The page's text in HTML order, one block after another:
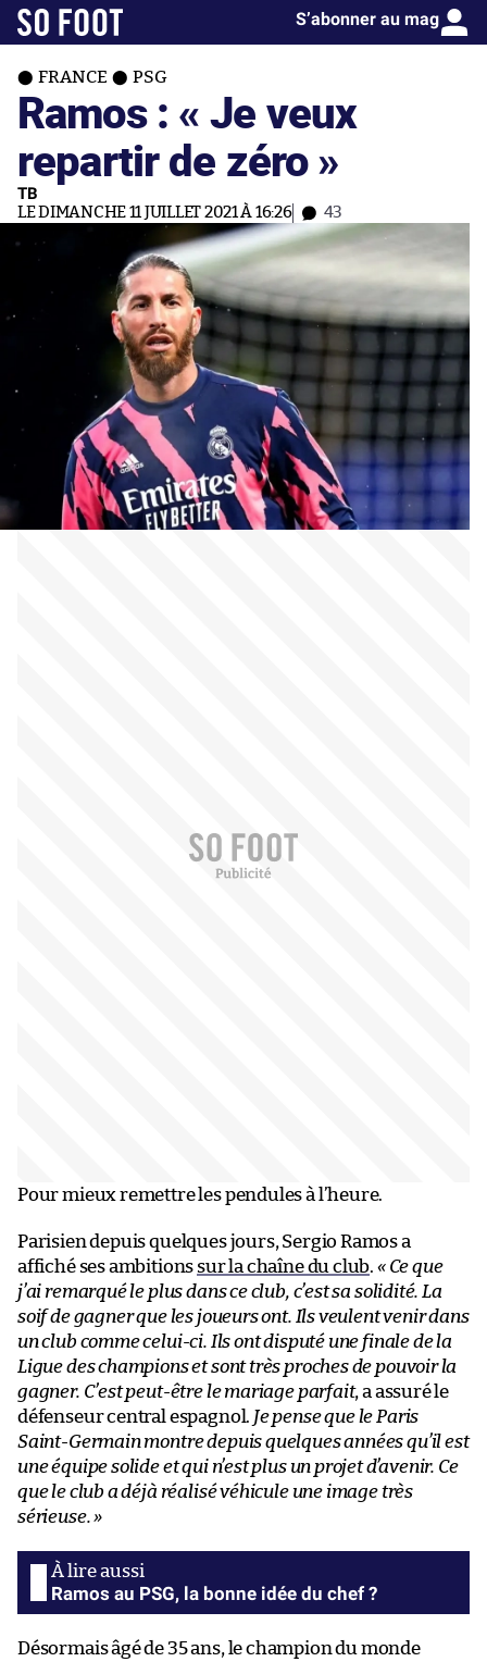
S’abonner au mag
FRANCE PSG
Ramos : « Je veux
repartir de zéro »
TB
LE DIMANCHE 11 JUILLET 2021 À 16:26 43
Pour mieux remettre les pendules à l’heure.
Parisien depuis quelques jours, Sergio Ramos a
affiché ses ambitions sur la chaîne du club. « Ce que
j’ai remarqué le plus dans ce club, c’est sa solidité. La
soif de gagner que les joueurs ont. Ils veulent venir dans
un club comme celui-ci. Ils ont disputé une finale de la
Ligue des champions et sont très proches de pouvoir la
gagner. C’est peut-être le mariage parfait, a assuré le
défenseur central espagnol. Je pense que le Paris
Saint-Germain montre depuis quelques années qu’il est
une équipe solide et qui n’est plus un projet d’avenir. Ce
que le club a déjà réalisé véhicule une image très
sérieuse. »
Ramos au PSG, la bonne idée du chef ?
Désormais âgé de 35 ans, le champion du monde